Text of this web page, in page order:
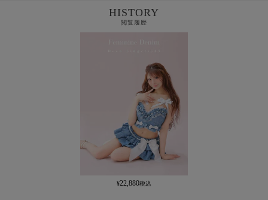
HISTORY
閲覧履歴
22,880